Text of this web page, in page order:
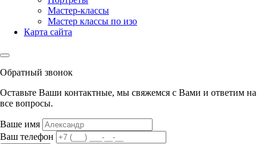
Мастер-классы
Мастер классы по изо
Карта сайта
Обратный звонок
Оставьте Ваши контактные, мы свяжемся с Вами и ответим на
все вопросы.
Ваше имя
Ваш телефон